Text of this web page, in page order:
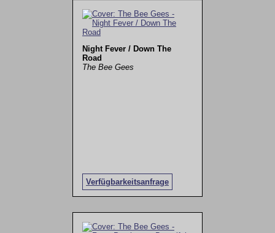
Night Fever / Down The
Road
The Bee Gees
Verfügbarkeitsanfrage